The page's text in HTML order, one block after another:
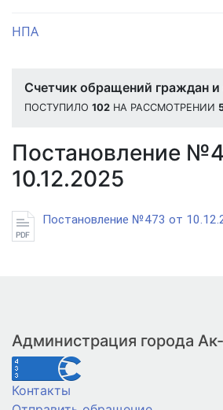
НПА
Счетчик обращений граждан и
ПОСТУПИЛО 102 НА РАССМОТРЕНИИ
Постановление
10.12.2025
Постановление №473 от
Администрация города
Контакты